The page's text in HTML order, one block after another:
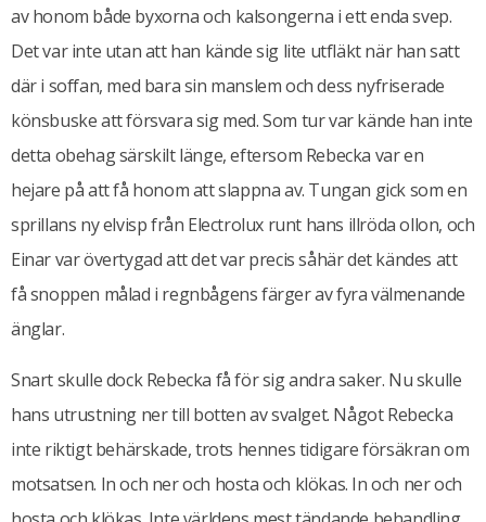
av honom både byxorna och kalsongerna i ett enda svep.
Det var inte utan att han kände sig lite utfläkt när han satt
där i soffan, med bara sin manslem och dess nyfriserade
könsbuske att försvara sig med. Som tur var kände han inte
detta obehag särskilt länge, eftersom Rebecka var en
hejare på att få honom att slappna av. Tungan gick som en
sprillans ny elvisp från Electrolux runt hans illröda ollon, och
Einar var övertygad att det var precis såhär det kändes att
få snoppen målad i regnbågens färger av fyra välmenande
änglar.
Snart skulle dock Rebecka få för sig andra saker. Nu skulle
hans utrustning ner till botten av svalget. Något Rebecka
inte riktigt behärskade, trots hennes tidigare försäkran om
motsatsen. In och ner och hosta och klökas. In och ner och